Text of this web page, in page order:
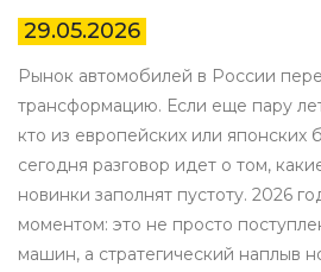
29.05.2026
Рынок автомобилей в России
трансформацию. Если еще пару
кто из европейских или японских
сегодня разговор идет о том,
новинки заполнят пустоту. 2026
моментом: это не просто
машин, а стратегический наплыв